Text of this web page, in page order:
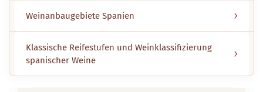
Weinanbaugebiete Spanien
Klassische Reifestufen und Weinklassifizierung
spanischer Weine